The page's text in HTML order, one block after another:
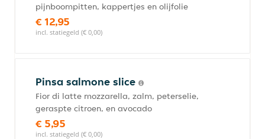
pijnboompitten, kappertjes en olijfolie
€ 12,95
incl. statiegeld (€ 0,00)
Pinsa salmone slice
Fior di latte mozzarella, zalm, peterselie,
geraspte citroen, en avocado
€ 5,95
incl. statiegeld (€ 0,00)